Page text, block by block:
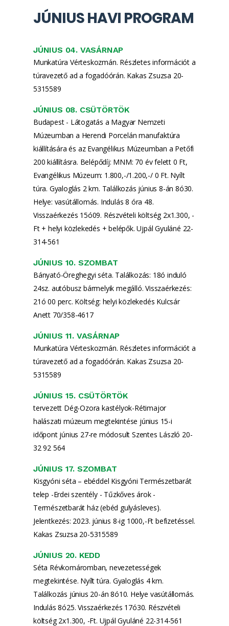
JÚNIUS HAVI PROGRAM
JÚNIUS 04. VASÁRNAP
Munkatúra Vérteskozmán. Részletes információt a
túravezető ad a fogadóórán. Kakas Zsuzsa 20-
5315589
JÚNIUS 08. CSÜTÖRTÖK
Budapest - Látogatás a Magyar Nemzeti
Múzeumban a Herendi Porcelán manufaktúra
kiállítására és az Evangélikus Múzeumban a Petőfi
200 kiállításra. Belépődíj: MNM: 70 év felett 0 Ft,
Evangélikus Múzeum: 1.800,-/1.200,-/ 0 Ft. Nyílt
túra. Gyaloglás 2 km. Találkozás június 8-án 8ó30.
Helye: vasútállomás. Indulás 8 óra 48.
Visszaérkezés 15ó09. Részvételi költség 2x1.300, -
Ft + helyi közlekedés + belépők. Ujpál Gyuláné 22-
314-561
JÚNIUS 10. SZOMBAT
Bányató-Öreghegyi séta. Találkozás: 18ó induló
24sz. autóbusz bármelyik megálló. Visszaérkezés:
21ó 00 perc. Költség: helyi közlekedés Kulcsár
Anett 70/358-4617
JÚNIUS 11. VASÁRNAP
Munkatúra Vérteskozmán. Részletes információt a
túravezető ad a fogadóórán. Kakas Zsuzsa 20-
5315589
JÚNIUS 15. CSÜTÖRTÖK
tervezett Dég-Ozora kastélyok-Rétimajor
halászati múzeum megtekintése június 15-i
időpont június 27-re módosult Szentes László 20-
32 92 564
JÚNIUS 17. SZOMBAT
Kisgyóni séta – ebéddel Kisgyóni Természetbarát
telep -Erdei szentély - Tűzkőves árok -
Természetbarát ház (ebéd gulyásleves).
Jelentkezés: 2023. június 8-ig 1000,-Ft befizetéssel.
Kakas Zsuzsa 20-5315589
JÚNIUS 20. KEDD
Séta Révkomáromban, nevezetességek
megtekintése. Nyílt túra. Gyaloglás 4 km.
Találkozás június 20-án 8ó10. Helye vasútállomás.
Indulás 8ó25. Visszaérkezés 17ó30. Részvételi
költség 2x1.300, -Ft. Ujpál Gyuláné 22-314-561